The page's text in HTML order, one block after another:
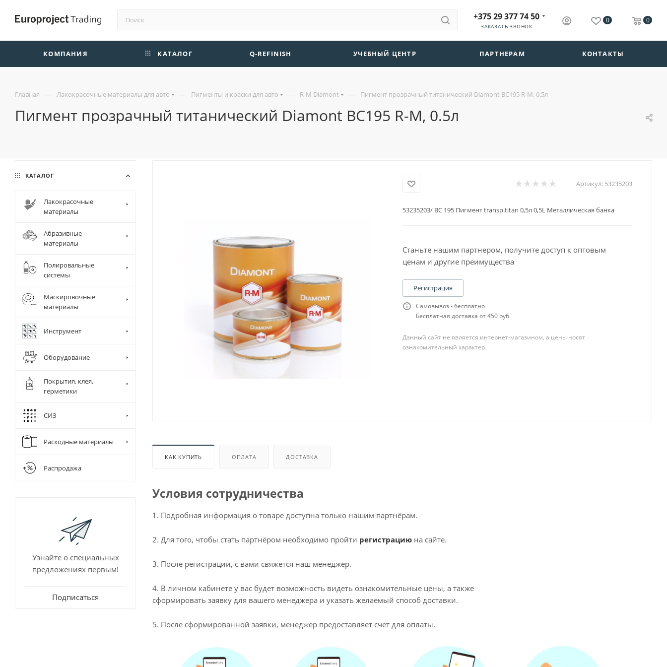
+375 29 377 74 50
ЗАКАЗАТЬ ЗВОНОК
0 0
КОМПАНИЯ КАТАЛОГ Q-REFINISH УЧЕБНЫЙ ЦЕНТР ПАРТНЕРАМ КОНТАКТЫ
Главная — Лакокрасочные материалы для авто — Пигменты и краски для авто — R-M Diamont — Пигмент прозрачный титанический Diamont BC195 R-M, 0.5л
Пигмент прозрачный титанический Diamont BC195 R-M, 0.5л
Артикул: 53235203
53235203/ ВС 195 Пигмент transp.titan 0,5л 0,5L Металлическая банка
Станьте нашим партнером, получите доступ к оптовым
ценам и другие преимущества
Регистрация
Самовывоз - бесплатно
Бесплатная доставка от 450 руб
Данный сайт не является интернет-магазином, а цены носят
ознакомительный характер
КАК КУПИТЬ ОПЛАТА ДОСТАВКА
Условия сотрудничества
1. Подробная информация о товаре доступна только нашим партнёрам.
2. Для того, чтобы стать партнёром необходимо пройти регистрацию на сайте.
3. После регистрации, с вами свяжется наш менеджер.
4. В личном кабинете у вас будет возможность видеть ознакомительные цены, а также
сформировать заявку для вашего менеджера и указать желаемый способ доставки.
5. После сформированной заявки, менеджер предоставляет счет для оплаты.
КАТАЛОГ
Лакокрасочные
материалы
R-M CB,SCB
Для очистки оборудования
Разбавители
Абразивные
материалы
Полировальные
системы
Маскировочные
материалы
Инструмент
Оборудование
Покрытия, клея,
герметики
СИЗ
Расходные материалы
Распродажа
Узнайте о специальных
предложениях первым!
Подписаться